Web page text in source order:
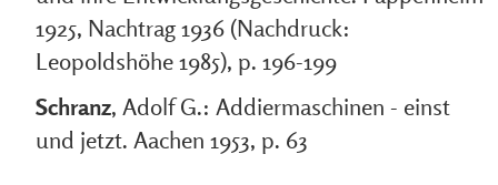
1925, Nachtrag 1936 (Nachdruck:
Leopoldshöhe 1985), p. 196-199
Schranz, Adolf G.: Addiermaschinen - einst
und jetzt. Aachen 1953, p. 63